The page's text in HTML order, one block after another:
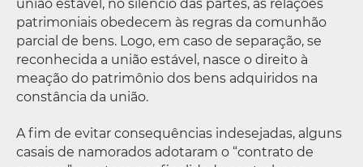
união estável, no silêncio das partes, as relações
patrimoniais obedecem às regras da comunhão
parcial de bens. Logo, em caso de separação, se
reconhecida a união estável, nasce o direito à
meação do patrimônio dos bens adquiridos na
constância da união.
A fim de evitar consequências indesejadas, alguns
casais de namorados adotaram o “contrato de